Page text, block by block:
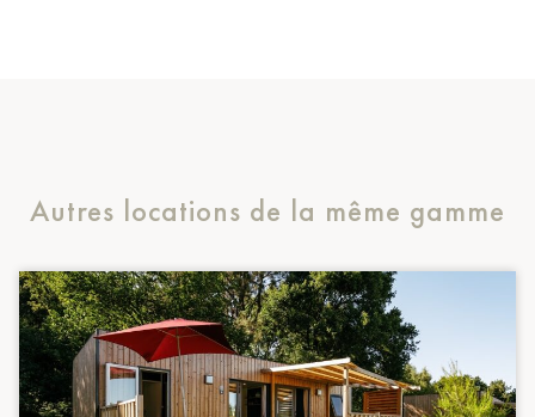
Autres locations de la même gamme